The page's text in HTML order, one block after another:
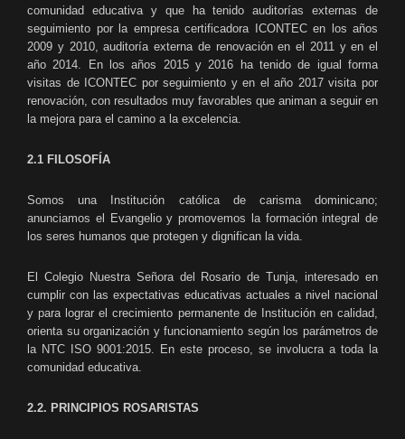
comunidad educativa y que ha tenido auditorías externas de
seguimiento por la empresa certificadora ICONTEC en los años
2009 y 2010, auditoría externa de renovación en el 2011 y en el
año 2014. En los años 2015 y 2016 ha tenido de igual forma
visitas de ICONTEC por seguimiento y en el año 2017 visita por
renovación, con resultados muy favorables que animan a seguir en
la mejora para el camino a la excelencia.
2.1 FILOSOFÍA
Somos una Institución católica de carisma dominicano;
anunciamos el Evangelio y promo­vemos la formación integral de
los seres humanos que protegen y dignifican la vida.
El Colegio Nuestra Señora del Rosario de Tunja, interesado en
cumplir con las expectativas educativas actuales a nivel nacional
y para lograr el crecimiento permanente de Institución en calidad,
orienta su organización y funcionamiento según los parámetros de
la NTC ISO 9001:2015. En este proceso, se involucra a toda la
comunidad educativa.
2.2. PRINCIPIOS ROSARISTAS